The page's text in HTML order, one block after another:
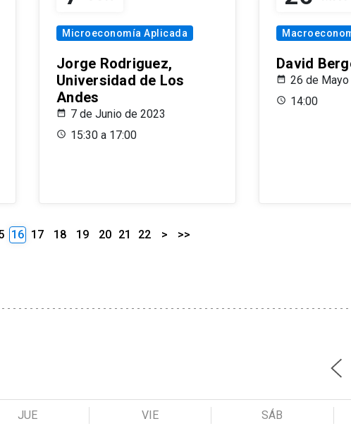
Microeconomía Aplicada
Jorge Rodriguez,
Universidad de Los
Andes
7 de Junio de 2023
15:30 a 17:00
David
26 de
14:00
16 17 18 19 20 21 22 > >>
JUE VIE SÁB